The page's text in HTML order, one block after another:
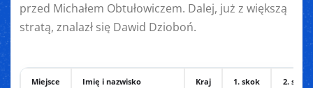
przed Michałem Obtułowiczem. Dalej, już z większą
stratą, znalazł się Dawid Dzioboń.
Miejsce Imię i nazwisko Kraj 1. skok 2. skok